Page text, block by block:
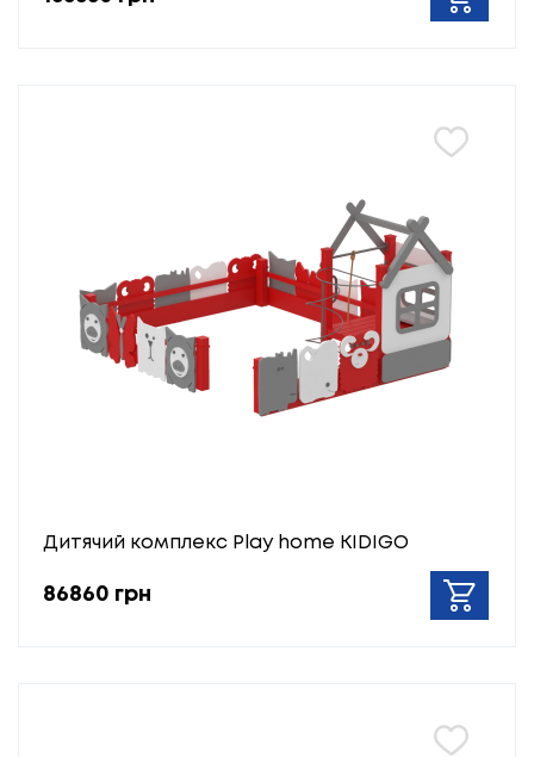
Дитячий комплекс Play home KIDIGO
86860 грн